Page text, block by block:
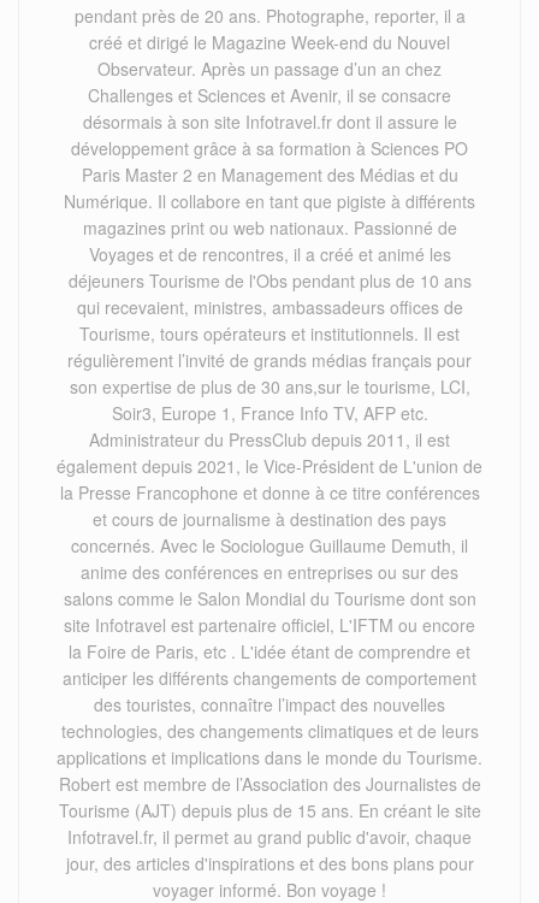
pendant près de 20 ans. Photographe, reporter, il a
créé et dirigé le Magazine Week-end du Nouvel
Observateur. Après un passage d’un an chez
Challenges et Sciences et Avenir, il se consacre
désormais à son site Infotravel.fr dont il assure le
développement grâce à sa formation à Sciences PO
Paris Master 2 en Management des Médias et du
Numérique. Il collabore en tant que pigiste à différents
magazines print ou web nationaux. Passionné de
Voyages et de rencontres, il a créé et animé les
déjeuners Tourisme de l'Obs pendant plus de 10 ans
qui recevaient, ministres, ambassadeurs offices de
Tourisme, tours opérateurs et institutionnels. Il est
régulièrement l’invité de grands médias français pour
son expertise de plus de 30 ans,sur le tourisme, LCI,
Soir3, Europe 1, France Info TV, AFP etc.
Administrateur du PressClub depuis 2011, il est
également depuis 2021, le Vice-Président de L'union de
la Presse Francophone et donne à ce titre conférences
et cours de journalisme à destination des pays
concernés. Avec le Sociologue Guillaume Demuth, il
anime des conférences en entreprises ou sur des
salons comme le Salon Mondial du Tourisme dont son
site Infotravel est partenaire officiel, L'IFTM ou encore
la Foire de Paris, etc . L'idée étant de comprendre et
anticiper les différents changements de comportement
des touristes, connaître l’impact des nouvelles
technologies, des changements climatiques et de leurs
applications et implications dans le monde du Tourisme.
Robert est membre de l’Association des Journalistes de
Tourisme (AJT) depuis plus de 15 ans. En créant le site
Infotravel.fr, il permet au grand public d'avoir, chaque
jour, des articles d'inspirations et des bons plans pour
voyager informé. Bon voyage !